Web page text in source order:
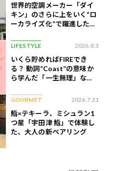
世界的空調メーカー「ダイ
キン」のさらに上をいく“ロ
ーカライズ化”で躍進したイ
LIFESTYLE 2026.8.3
いくら貯めればFIREでき
る？ 動詞“Coast”の意味か
ら学んだ「一生無理」な切
GOURMET 2026.7.31
鮨×テキーラ、ミシュラン1
つ星「宇田津 鮨」で体験し
た、大人の新ペアリング